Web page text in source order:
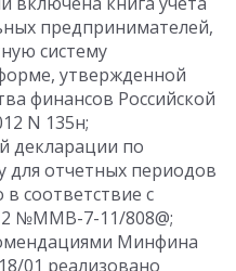
предпринимателей,
систему
утвержденной
финансов Российской
N 135н;
декларации по
для отчетных периодов
соответствие с
№ММВ-7-11/808@;
Минфина
01 реализовано